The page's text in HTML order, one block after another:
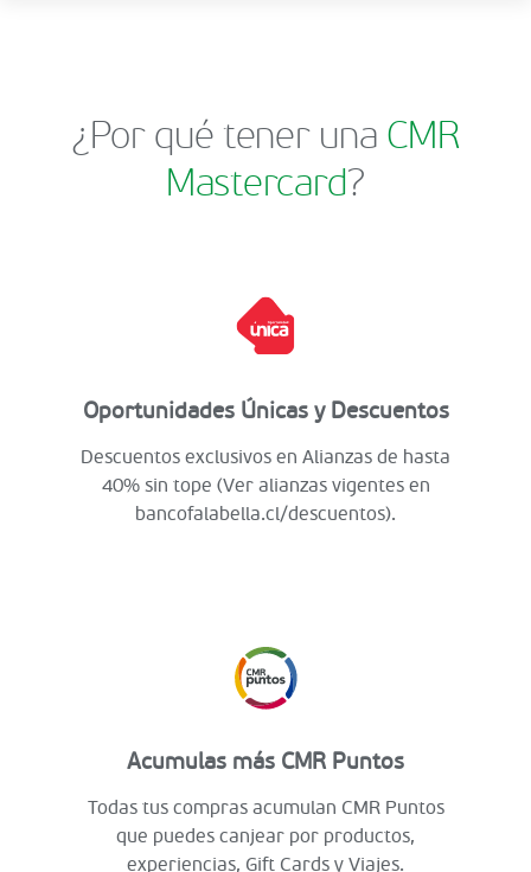
¿Por qué tener una CMR
Mastercard?
Oportunidades Únicas y Descuentos
Descuentos exclusivos en Alianzas de hasta
40% sin tope (Ver alianzas vigentes en
bancofalabella.cl/descuentos).
Acumulas más CMR Puntos
Todas tus compras acumulan CMR Puntos
que puedes canjear por productos,
experiencias, Gift Cards y Viajes.